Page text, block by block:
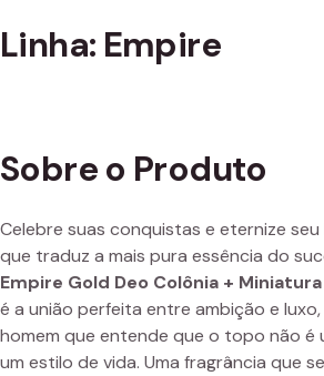
Linha: Empire
Sobre o Produto
Celebre suas conquistas e eternize
que traduz a mais pura essência do
Empire Gold Deo Colônia +
é a união perfeita entre ambição e
homem que entende que o topo não é
um estilo de vida. Uma fragrância que